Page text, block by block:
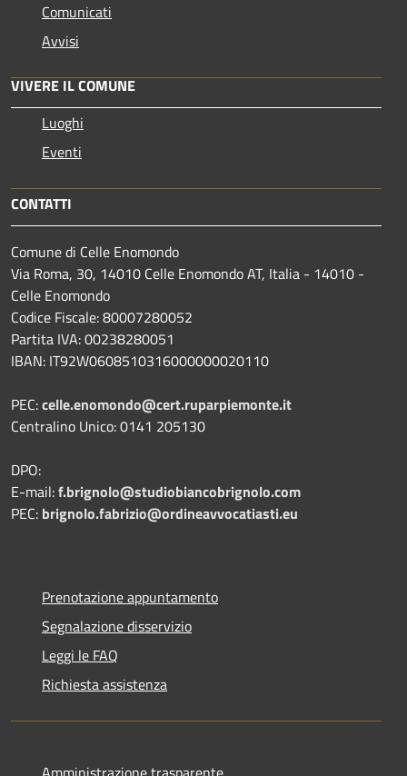
Comunicati
Avvisi
VIVERE IL COMUNE
Luoghi
Eventi
CONTATTI
Comune di Celle Enomondo
Via Roma, 30, 14010 Celle Enomondo AT, Italia - 14010 -
Celle Enomondo
Codice Fiscale: 80007280052
Partita IVA: 00238280051
IBAN: IT92W0608510316000000020110
PEC:celle.enomondo@cert.ruparpiemonte.it
Centralino Unico: 0141 205130
DPO:
E-mail:f.brignolo@studiobiancobrignolo.com
PEC: brignolo.fabrizio@ordineavvocatiasti.eu
Prenotazione appuntamento
Segnalazione disservizio
Leggi le FAQ
Richiesta assistenza